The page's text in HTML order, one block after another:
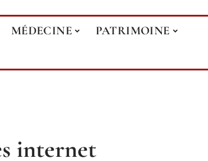
MÉDECINE
PATRIMOINE
internet